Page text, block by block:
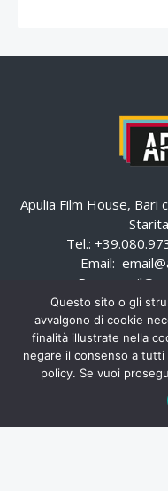
Apulia Film House,
Tel.:
Email:
Pec:
Questo sito o gli
avvalgono di cookie
finalità illustrate nella
negare il consenso a
policy. Se vuoi